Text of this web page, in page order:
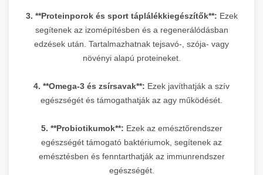
3. **Proteinporok és sport táplálékkiegészítők**: Ezek
segítenek az izomépítésben és a regenerálódásban
edzések után. Tartalmazhatnak tejsavó-, szója- vagy
növényi alapú proteineket.
4. **Omega-3 és zsírsavak**: Ezek javíthatják a szív
egészségét és támogathatják az agy működését.
5. **Probiotikumok**: Ezek az emésztőrendszer
egészségét támogató baktériumok, segítenek az
emésztésben és fenntarthatják az immunrendszer
egészségét.